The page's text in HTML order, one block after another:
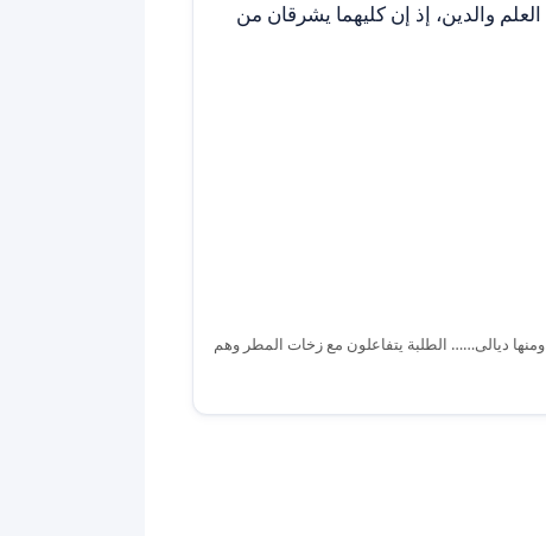
والدين، إذ إن كليهما يشرقان من
ديالى…… الطلبة يتفاعلون مع زخات المطر وهم